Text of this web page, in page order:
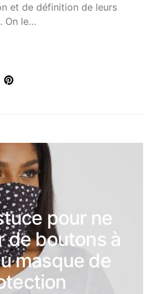
et de définition de leurs
On le…
pour ne
de boutons à
masque de